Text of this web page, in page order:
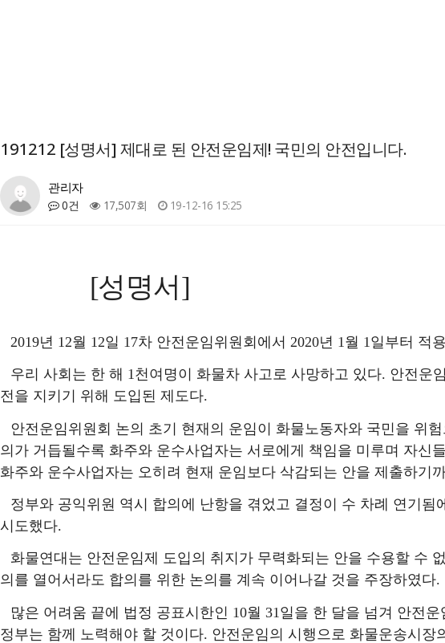
191212 [성명서] 제대로 된 안전운임제! 국민의 안전입니다.
관리자
0건 17,507회 19-12-16 15:25
[성명서
2019년 12월 12일 17차 안전운임위원회에서2020년 1월 1일부터 적
우리 사회는 한 해 1천여명이 화물차 사고로 사망하고 있다. 안전운
전을 지키기 위해 도입된 제도다.
안전운임위원회 논의 초기 현재의 운임이 화물노동자와 국민을 위
의가 거듭될수록 화주와 운수사업자는 서로에게 책임을 미루며 자신
화주와 운수사업자는 오히려 현재 운임보다 삭감되는 안을 제출하기
정부와 공익위원 역시 합의에 난항을 겪었고 결정이 수 차례 연기
시도했다.
화물연대는 안전운임제 도입의 취지가 무력화되는 안을 수용할 수
의를 열어서라도 합의를 위한 논의를 계속 이어나갈 것을 주장하였다.
많은 어려움 끝에 법정 공표시한인 10월31 일을 한 달을 넘겨 안전
정부는 함께 노력해야 할 것이다. 안전운임의 시행으로 화물운송시장